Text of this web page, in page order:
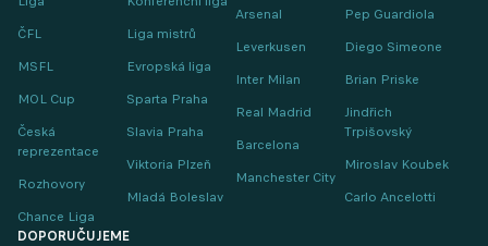
ČFL
MSFL
MOL Cup
Česká
reprezentace
Rozhovory
Chance Liga
Liga mistrů
Evropská liga
Sparta Praha
Slavia Praha
Viktoria Plzeň
Mladá Boleslav
Arsenal
Leverkusen
Inter Milan
Real Madrid
Barcelona
Manchester City
Pep Guardiola
Diego Simeone
Brian Priske
Jindřich
Trpišovský
Miroslav Koubek
Carlo Ancelotti
DOPORUČUJEME